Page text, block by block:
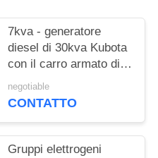
7kva - generatore
diesel di 30kva Kubota
con il carro armato di
otto ore della base di
operazione
negotiable
CONTATTO
Gruppi elettrogeni